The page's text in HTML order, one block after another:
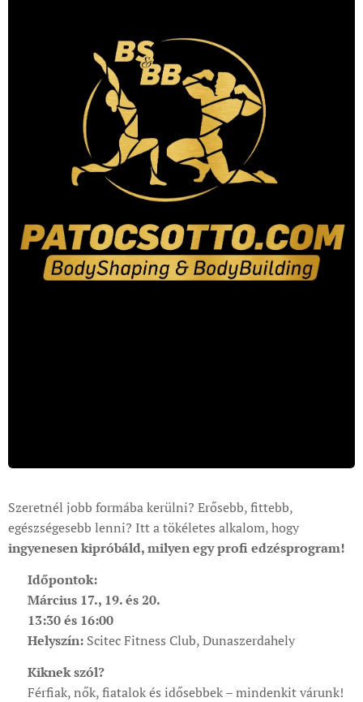
Szeretnél jobb formába kerülni? Erősebb, fittebb,
egészségesebb lenni? Itt a tökéletes alkalom, hogy
ingyenesen kipróbáld, milyen egy profi edzésprogram!
Időpontok:
Március 17., 19. és 20.
13:30 és 16:00
Helyszín: Scitec Fitness Club, Dunaszerdahely
Kiknek szól?
🔹 Férfiak, nők, fiatalok és idősebbek – mindenkit várunk!